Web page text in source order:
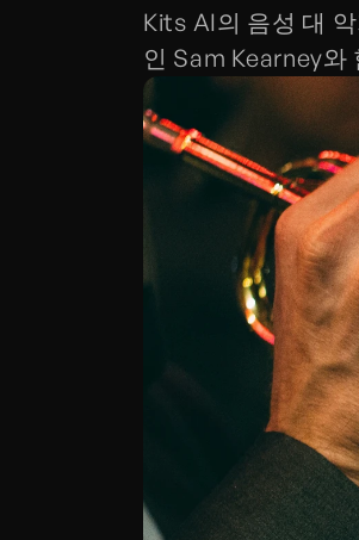
Kits AI의 음성 대
인 Sam Kearney와